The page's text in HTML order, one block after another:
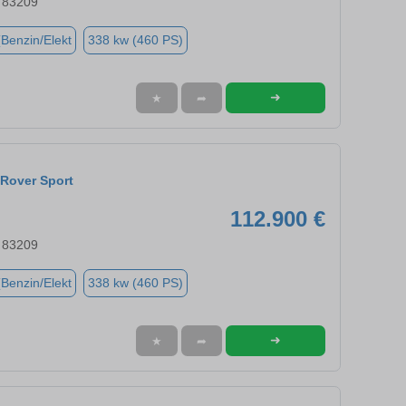
Elekt 338 kw (460 PS)
★ ➦ ➜
Sport
112.900 €
Elekt 338 kw (460 PS)
★ ➦ ➜